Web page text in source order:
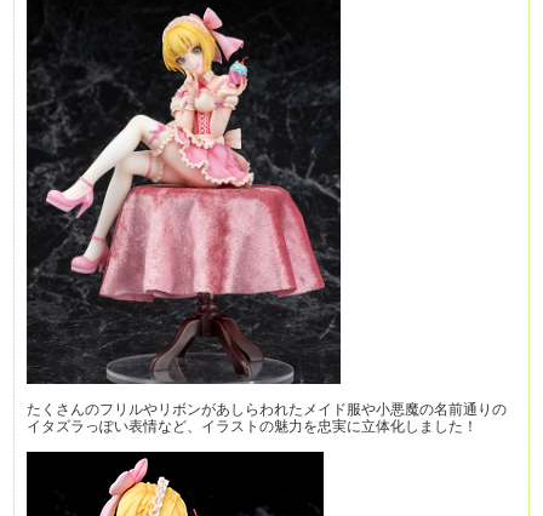
たくさんのフリルやリボンがあしらわれたメイド服や小悪魔の名前通りの
イタズラっぽい表情など、イラストの魅力を忠実に立体化しました！